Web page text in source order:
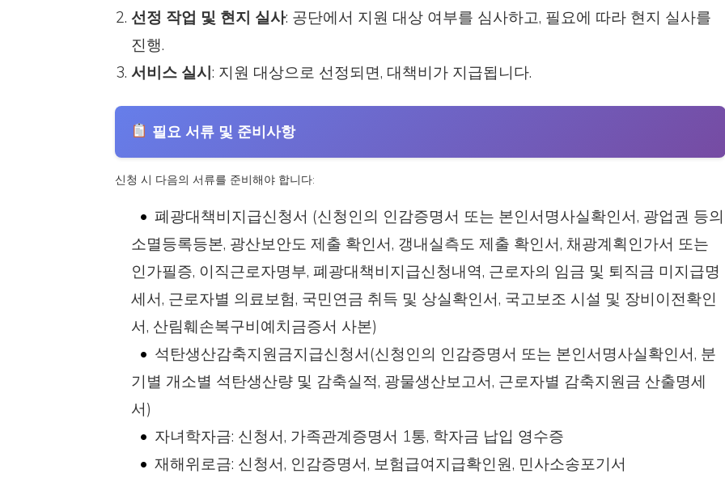
선정 작업 및 현지 실사: 공단에서 지원 대상 여부를 심사하고, 필요에 따라 현지 실사를
진행.
서비스 실시: 지원 대상으로 선정되면, 대책비가 지급됩니다.
필요 서류 및 준비사항
신청 시 다음의 서류를 준비해야 합니다:
폐광대책비지급신청서 (신청인의 인감증명서 또는 본인서명사실확인서, 광업권 등의
소멸등록등본, 광산보안도 제출 확인서, 갱내실측도 제출 확인서, 채광계획인가서 또는
인가필증, 이직근로자명부, 폐광대책비지급신청내역, 근로자의 임금 및 퇴직금 미지급명
세서, 근로자별 의료보험, 국민연금 취득 및 상실확인서, 국고보조 시설 및 장비이전확인
서, 산림훼손복구비예치금증서 사본)
석탄생산감축지원금지급신청서(신청인의 인감증명서 또는 본인서명사실확인서, 분
기별 개소별 석탄생산량 및 감축실적, 광물생산보고서, 근로자별 감축지원금 산출명세
서)
자녀학자금: 신청서, 가족관계증명서 1통, 학자금 납입 영수증
재해위로금: 신청서, 인감증명서, 보험급여지급확인원, 민사소송포기서